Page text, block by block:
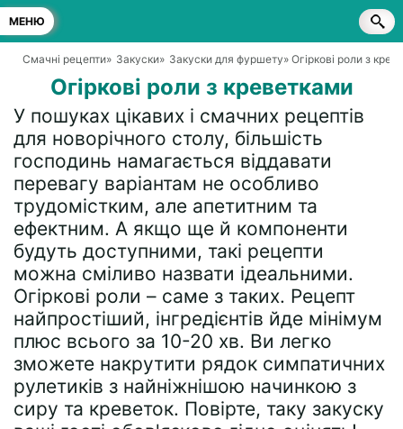
МЕНЮ
Смачні рецепти» Закуски» Закуски для фуршету» Огіркові роли з
Огіркові роли з креветками
У пошуках цікавих і смачних рецептів
для новорічного столу, більшість
господинь намагається віддавати
перевагу варіантам не особливо
трудомістким, але апетитним та
ефектним. А якщо ще й компоненти
будуть доступними, такі рецепти
можна сміливо назвати ідеальними.
Огіркові роли – саме з таких. Рецепт
найпростіший, інгредієнтів йде мінімум
плюс всього за 10-20 хв. Ви легко
зможете накрутити рядок симпатичних
рулетиків з найніжнішою начинкою з
сиру та креветок. Повірте, таку закуску